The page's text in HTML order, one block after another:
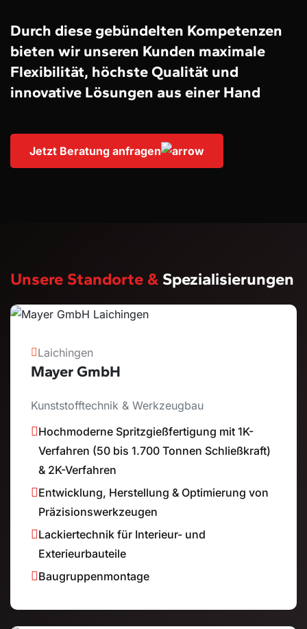
Durch diese gebündelten Kompetenzen
bieten wir unseren Kunden maximale
Flexibilität, höchste Qualität und
innovative Lösungen aus einer Hand
Jetzt Beratung anfragen
Unsere Standorte & Spezialisierungen
Laichingen
Mayer GmbH
Kunststofftechnik & Werkzeugbau
Hochmoderne Spritzgießfertigung mit 1K-
Verfahren (50 bis 1.700 Tonnen Schließkraft)
& 2K-Verfahren
Entwicklung, Herstellung & Optimierung von
Präzisionswerkzeugen
Lackiertechnik für Interieur- und
Exterieurbauteile
Baugruppenmontage